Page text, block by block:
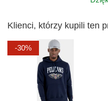
Klienci, którzy kupili ten
-30%